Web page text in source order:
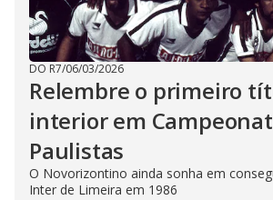
DO R7/06/03/2026
Relembre o primeiro
interior em
Paulistas
O Novorizontino ainda sonha em
Inter de Limeira em 1986